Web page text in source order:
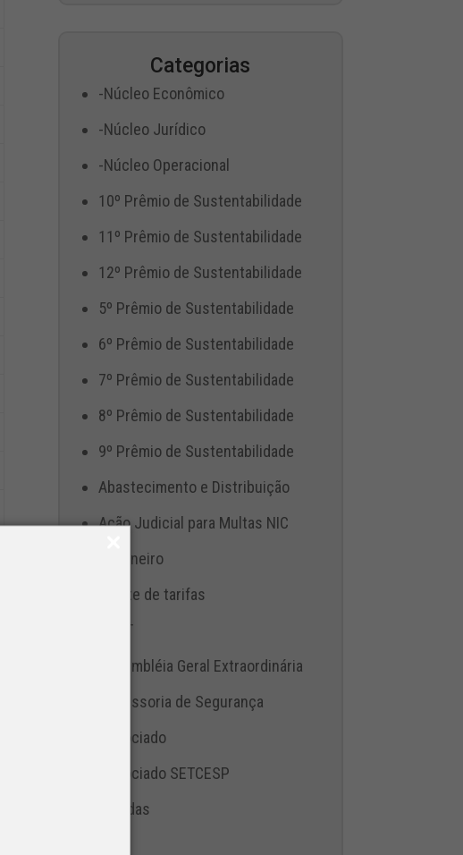
Categorias
-Núcleo Econômico
-Núcleo Jurídico
-Núcleo Operacional
10º Prêmio de Sustentabilidade
11º Prêmio de Sustentabilidade
12º Prêmio de Sustentabilidade
5º Prêmio de Sustentabilidade
6º Prêmio de Sustentabilidade
7º Prêmio de Sustentabilidade
8º Prêmio de Sustentabilidade
9º Prêmio de Sustentabilidade
Abastecimento e Distribuição
Ação Judicial para Multas NIC
Aduaneiro
Ajuste de tarifas
ANTT
Assembléia Geral Extraordinária
Assessoria de Segurança
Associado
Associado SETCESP
Bebidas